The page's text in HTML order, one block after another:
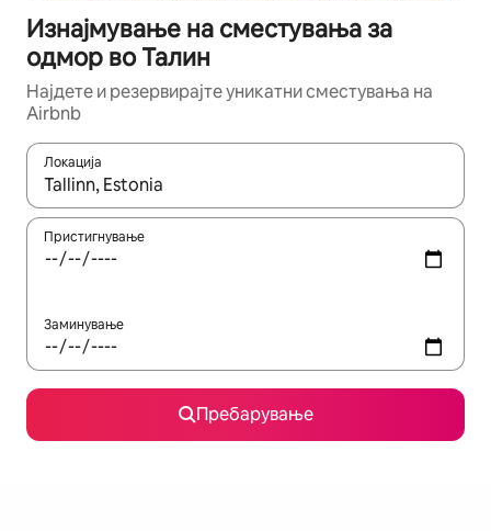
Изнајмување на сместувања за
одмор во Талин
Најдете и резервирајте уникатни сместувања на
Airbnb
Локација
Кога резултатите се достапни, движете се со копчињата
Пристигнување
Заминување
Пребарување